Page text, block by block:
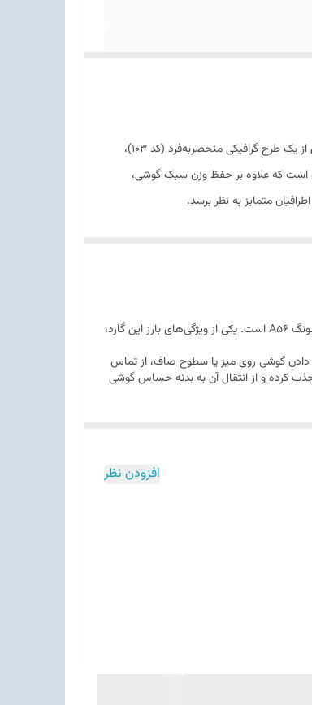
، تجربه‌ای متفاوت از ترکیب هنر و محافظت را به شما هدیه می‌دهد. این مدل با بهره‌گیری از یک طرح گرافیکی منحصربه‌فرد (کد 103)،
است که علاوه بر حفظ وزن سبک گوشی،
متمایز به نظر برسد.
سری محصولات SO COOL به دلیل دقت در مهندسی بدنه و کیفیت چاپ شناخته شده‌اند. مدل کد 103، یکی از بهترین نمونه‌های این برند برای گوشی سامسونگ A56 است. یکی از ویژگی‌های بارز این گارد،
دادن گوشی روی میز یا سطوح صاف، از تماس
کرده و از انتقال آن به بدنه حساس گوشی
افزودن نظر